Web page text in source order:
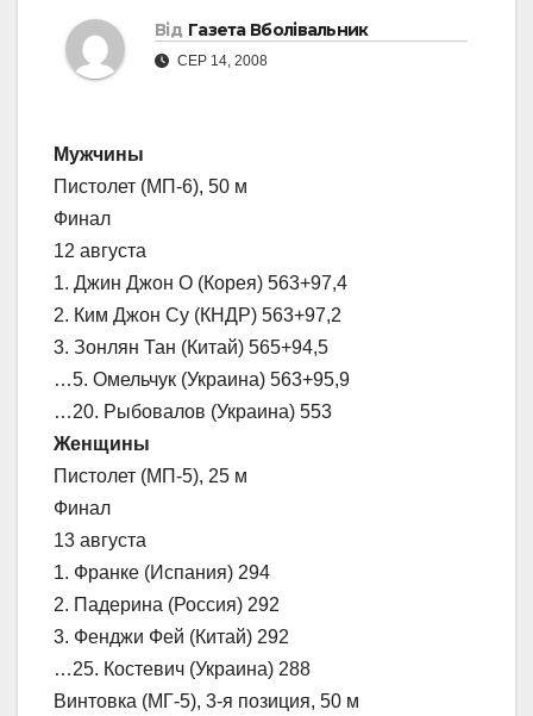
Від Газета Вболівальник
СЕР 14, 2008
Мужчины
Пистолет (МП-6), 50 м
Финал
12 августа
1. Джин Джон О (Корея) 563+97,4
2. Ким Джон Су (КНДР) 563+97,2
3. Зонлян Тан (Китай) 565+94,5
…5. Омельчук (Украина) 563+95,9
…20. Рыбовалов (Украина) 553
Женщины
Пистолет (МП-5), 25 м
Финал
13 августа
1. Франке (Испания) 294
2. Падерина (Россия) 292
3. Фенджи Фей (Китай) 292
…25. Костевич (Украина) 288
Винтовка (МГ-5), 3-я позиция, 50 м